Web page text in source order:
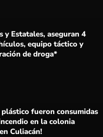
y Estatales, aseguran 4
equipo táctico y
de droga*
fueron consumidas
en la colonia
Culiacán!